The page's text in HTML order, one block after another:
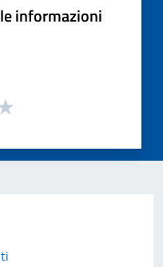
informazioni